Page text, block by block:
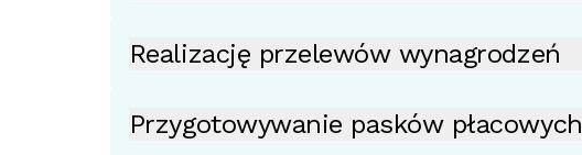
Realizację przelewów wynagrodzeń
Przygotowywanie pasków płacowych